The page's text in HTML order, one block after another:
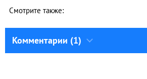
Смотрите также:
Комментарии (1)